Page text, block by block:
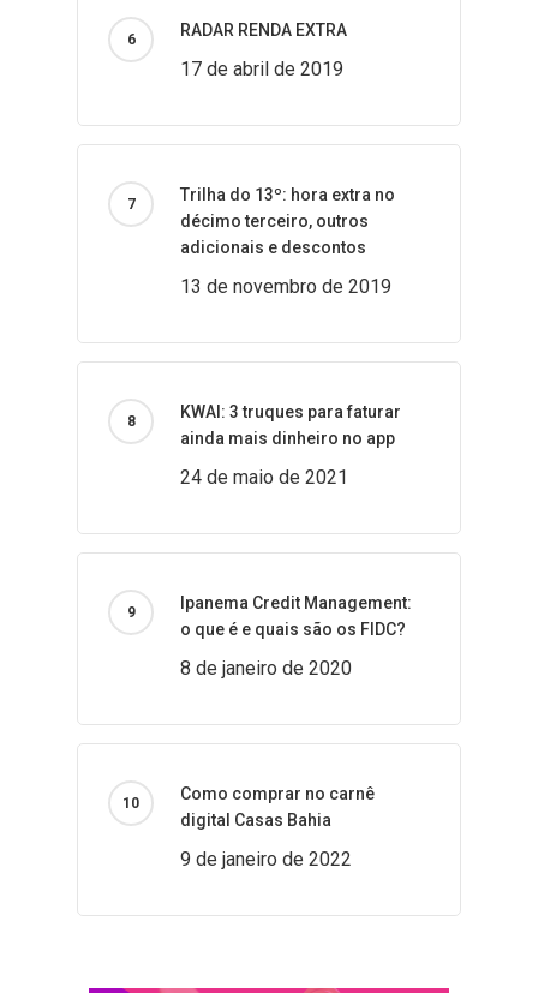
RADAR RENDA EXTRA
17 de abril de 2019
Trilha do 13º: hora extra no
décimo terceiro, outros
adicionais e descontos
13 de novembro de 2019
KWAI: 3 truques para faturar
ainda mais dinheiro no app
24 de maio de 2021
Ipanema Credit Management:
o que é e quais são os FIDC?
8 de janeiro de 2020
Como comprar no carnê
digital Casas Bahia
9 de janeiro de 2022